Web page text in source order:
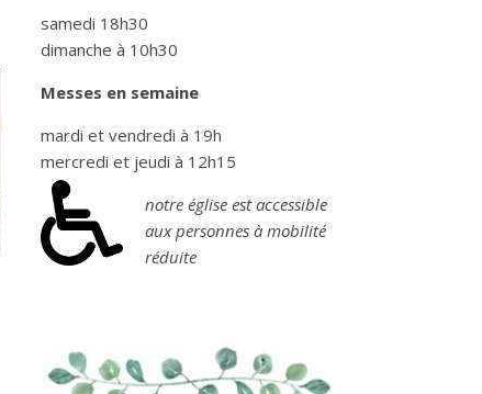
samedi 18h30
dimanche à 10h30
Messes en semaine
mardi et vendredi à 19h
mercredi et jeudi à 12h15
notre église est accessible
aux personnes à mobilité
réduite